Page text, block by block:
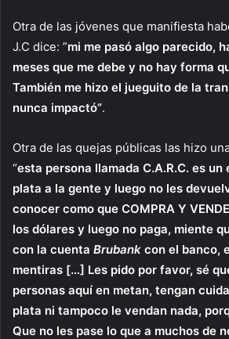
Otra de las jóvenes que manifiesta
J.C dice: ”mi me pasó algo parecido,
meses que me debe y no hay forma
También me hizo el jueguito de la
nunca impactó”.
Otra de las quejas públicas las hizo
“esta persona llamada C.A.R.C. es
plata a la gente y luego no les
conocer como que COMPRA Y
los dólares y luego no paga, miente
con la cuenta Brubank con el banco,
mentiras […] Les pido por favor, sé
personas aquí en metan, tengan
plata ni tampoco le vendan nada,
Que no les pase lo que a muchos de